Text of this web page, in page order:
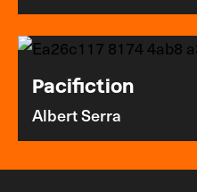
Pacifiction
Albert Serra